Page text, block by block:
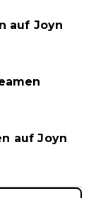
auf Joyn
auf Joyn